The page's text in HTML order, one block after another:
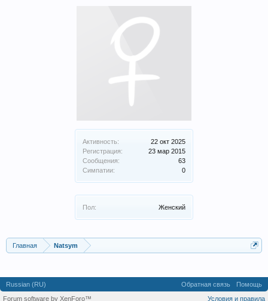
Активность:
22 окт 2025
Регистрация:
23 мар 2015
Сообщения:
63
Симпатии:
0
Пол: Женский
Главная Natsym
Russian (RU) Обратная связь
Помощь
Условия и правила
Forum software by XenForo™